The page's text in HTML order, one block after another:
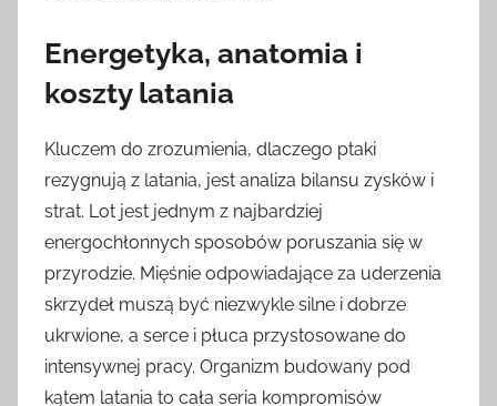
Energetyka, anatomia i
koszty latania
Kluczem do zrozumienia, dlaczego ptaki
rezygnują z latania, jest analiza bilansu zysków i
strat. Lot jest jednym z najbardziej
energochłonnych sposobów poruszania się w
przyrodzie. Mięśnie odpowiadające za uderzenia
skrzydeł muszą być niezwykle silne i dobrze
ukrwione, a serce i płuca przystosowane do
intensywnej pracy. Organizm budowany pod
kątem latania to cała seria kompromisów